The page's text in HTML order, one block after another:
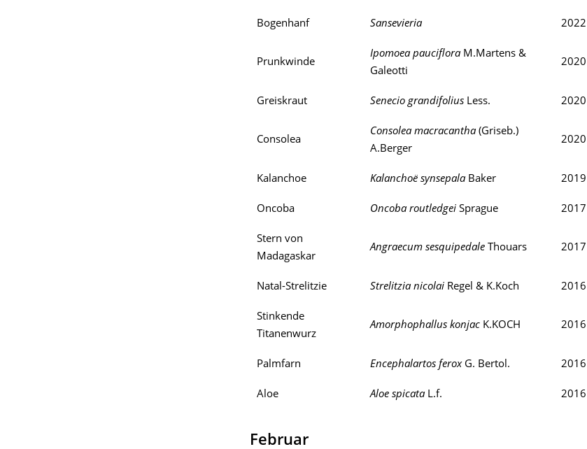
Bogenhanf Sansevieria 2022
Prunkwinde
Ipomoea paucifloraM.Martens &
Galeotti
2020
Greiskraut Senecio grandifolius Less. 2020
Consolea
Consolea macracantha(Griseb.)
A.Berger
2020
Kalanchoe Kalanchoë synsepalaBaker 2019
Oncoba Oncoba routledgei Sprague 2017
Stern von
Madagaskar
Angraecum sesquipedale Thouars 2017
Natal-Strelitzie Strelitzia nicolai Regel & K.Koch 2016
Stinkende
Titanenwurz
Amorphophallus konjac K.KOCH 2016
Palmfarn Encephalartos ferox G. Bertol. 2016
Aloe Aloe spicataL.f. 2016
Februar